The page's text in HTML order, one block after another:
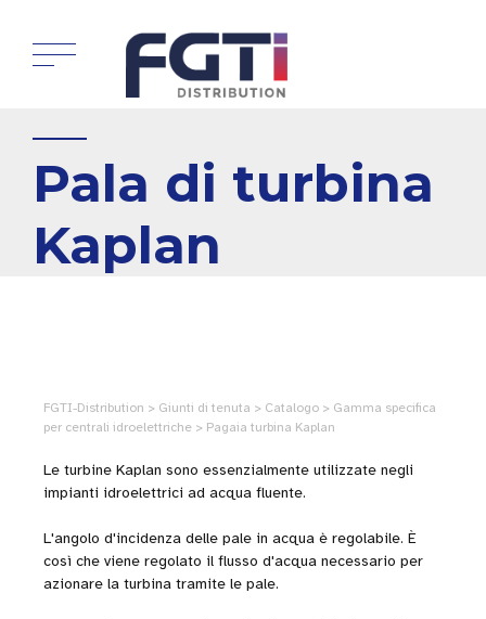
Pala di turbina
Kaplan
FGTI-Distribution > Giunti di tenuta > Catalogo > Gamma specifica
per centrali idroelettriche > Pagaia turbina Kaplan
Le turbine Kaplan sono essenzialmente utilizzate negli
impianti idroelettrici ad acqua fluente.
L'angolo d'incidenza delle pale in acqua è regolabile. È
così che viene regolato il flusso d'acqua necessario per
azionare la turbina tramite le pale.